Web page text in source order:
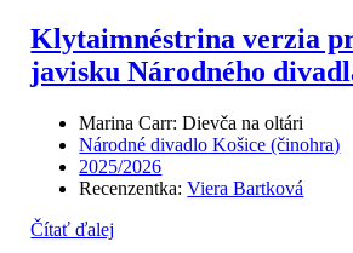
Klytaimnéstrina verzia
javisku Národného
Marina Carr: Dievča na oltári
Národné divadlo Košice (činohra)
2025/2026
Recenzentka:Viera Bartková
Čítať ďalej